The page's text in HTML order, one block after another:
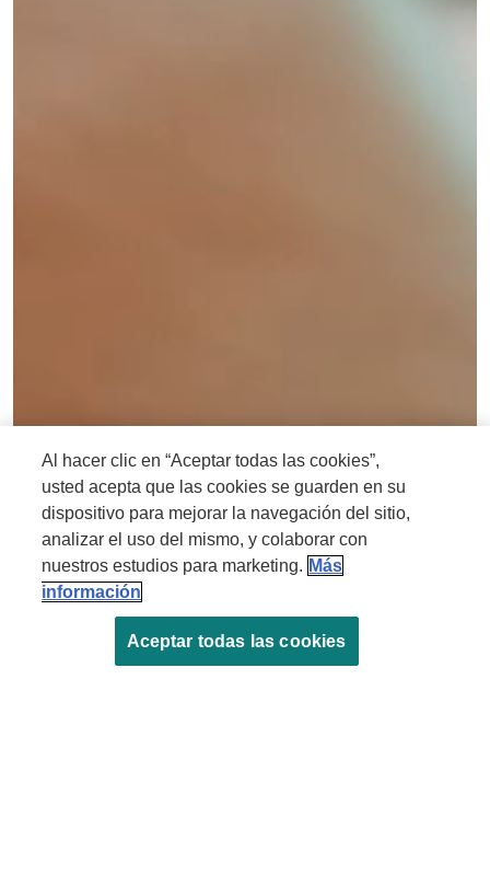
Al hacer clic en “Aceptar todas las cookies”,
usted acepta que las cookies se guarden en su
dispositivo para mejorar la navegación del sitio,
analizar el uso del mismo, y colaborar con
nuestros estudios para marketing. Más
información
Aceptar todas las cookies